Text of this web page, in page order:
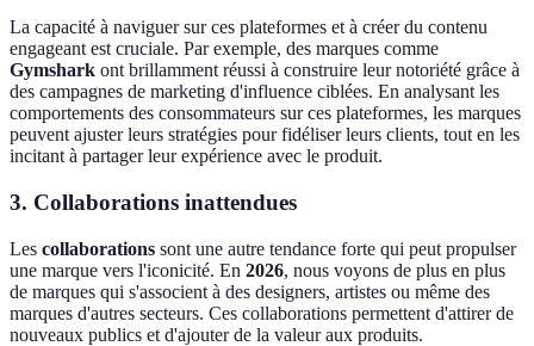
La capacité à naviguer sur ces plateformes et à créer du contenu
engageant est cruciale. Par exemple, des marques comme
Gymshark ont brillamment réussi à construire leur notoriété grâce à
des campagnes de marketing d'influence ciblées. En analysant les
comportements des consommateurs sur ces plateformes, les marques
peuvent ajuster leurs stratégies pour fidéliser leurs clients, tout en les
incitant à partager leur expérience avec le produit.
3. Collaborations inattendues
Les collaborations sont une autre tendance forte qui peut propulser
une marque vers l'iconicité. En 2026, nous voyons de plus en plus
de marques qui s'associent à des designers, artistes ou même des
marques d'autres secteurs. Ces collaborations permettent d'attirer de
nouveaux publics et d'ajouter de la valeur aux produits.